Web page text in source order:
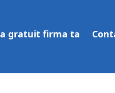
gratuit firma ta